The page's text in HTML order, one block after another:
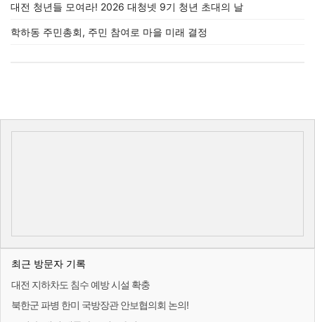
대전 청년들 모여라! 2026 대청넷 9기 청년 초대의 날
학하동 주민총회, 주민 참여로 마을 미래 결정
최근 방문자 기록
대전 지하차도 침수 예방 시설 확충
북한군 파병 한미 국방장관 안보협의회 논의!